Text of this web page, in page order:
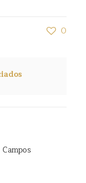
0
Campos